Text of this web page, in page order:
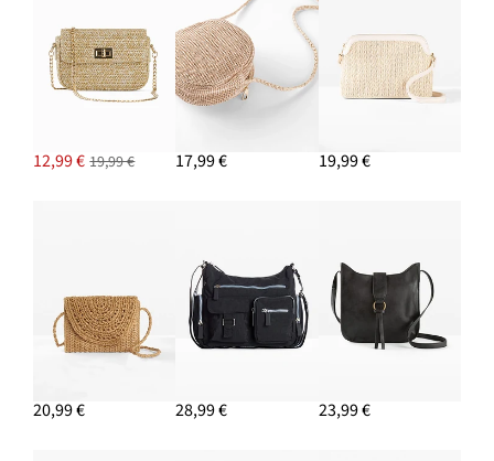
26,99 €
PRIDAŤ DO KOŠÍKA
Džínsová bunda, strečová, basic
PRIDAŤ DO KOŠÍKA
12,99 € 19,99 € 17,99 € 19,99 €
20,99 € 28,99 € 23,99 €